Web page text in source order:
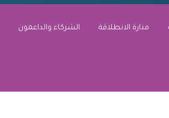
منارة الانطلاقة الشركاء والداعمون